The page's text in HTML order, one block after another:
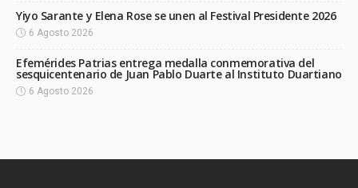
Yiyo Sarante y Elena Rose se unen al Festival Presidente 2026
6 Agosto 2026
Efemérides Patrias entrega medalla conmemorativa del
sesquicentenario de Juan Pablo Duarte al Instituto Duartiano
6 Agosto 2026